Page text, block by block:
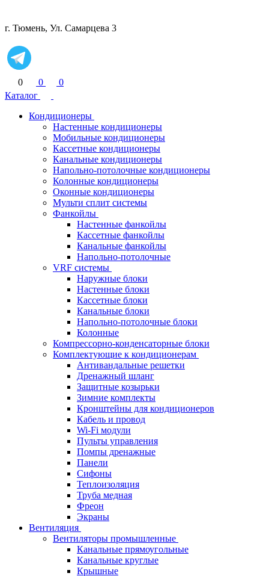
г. Тюмень, Ул. Самарцева 3
0 0
0
Каталог
Кондиционеры
Настенные кондиционеры
Мобильные кондиционеры
Кассетные кондиционеры
Канальные кондиционеры
Напольно-потолочные кондиционеры
Колонные кондиционеры
Оконные кондиционеры
Мульти сплит системы
Фанкойлы
Настенные фанкойлы
Кассетные фанкойлы
Канальные фанкойлы
Напольно-потолочные
VRF системы
Наружные блоки
Настенные блоки
Кассетные блоки
Канальные блоки
Напольно-потолочные блоки
Колонные
Компрессорно-конденсаторные блоки
Комплектующие к кондиционерам
Антивандальные решетки
Дренажный шланг
Защитные козырьки
Зимние комплекты
Кронштейны для кондиционеров
Кабель и провод
Wi-Fi модули
Пульты управления
Помпы дренажные
Панели
Сифоны
Теплоизоляция
Труба медная
Фреон
Экраны
Вентиляция
Вентиляторы промышленные
Канальные прямоугольные
Канальные круглые
Крышные